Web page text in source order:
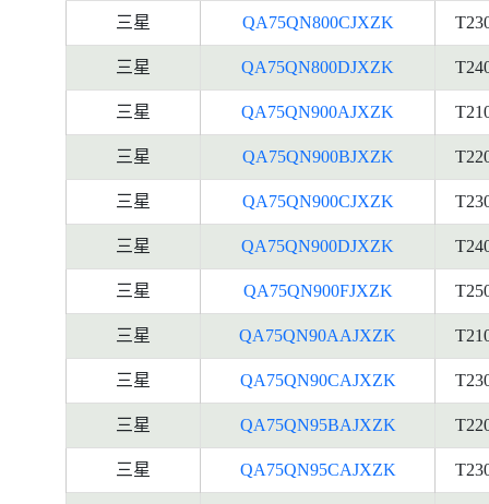
三星 QA75QN800CJXZK
三星 QA75QN800DJXZK
三星 QA75QN900AJXZK
三星 QA75QN900BJXZK
三星 QA75QN900CJXZK
三星 QA75QN900DJXZK
三星 QA75QN900FJXZK
三星 QA75QN90AAJXZK
三星 QA75QN90CAJXZK
三星 QA75QN95BAJXZK
三星 QA75QN95CAJXZK